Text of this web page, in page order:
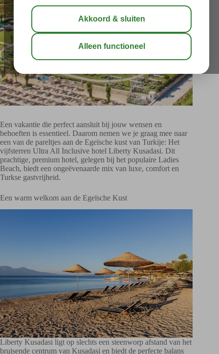
Een vakantie die perfect aansluit bij jouw wensen en
behoeften is essentieel. Daarom nemen we je graag mee naar
een van de pareltjes aan de Egeïsche kust van Turkije: Het
vijfsterren Ultra All Inclusive hotel Liberty Kusadasi. Dit
prachtige, premium hotel, gelegen bij het populaire Ladies
Beach, biedt een ongeëvenaarde mix van luxe, comfort en
Turkse gastvrijheid.
Een warm welkom aan de Egeïsche Kust
Liberty Kusadasi ligt op slechts een steenworp afstand van het
bruisende centrum van Kusadasi en biedt de perfecte balans